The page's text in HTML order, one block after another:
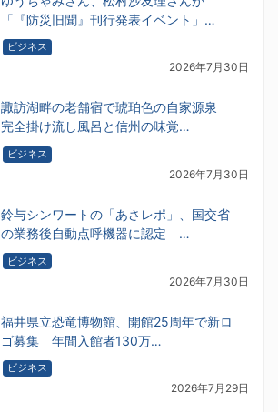
「『防災旧聞』刊行発表イベント」…
ビジネス
2026年7月30日
諏訪湖畔の老舗宿で琥珀色の自家源泉
完全掛け流し風呂と信州の味覚…
ビジネス
2026年7月30日
鈴与シンワートの「あさレポ」、国交省
の業務後自動点呼機器に認定 …
ビジネス
2026年7月30日
福井県立恐竜博物館、開館25周年で新ロ
ゴ募集 年間入館者130万…
ビジネス
2026年7月29日